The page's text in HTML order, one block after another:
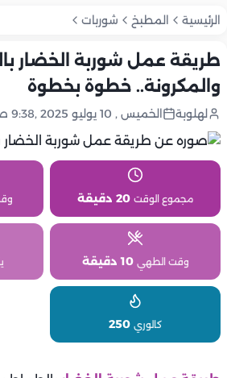
الرئيسية المطبخ شوربات
طريقة عمل شوربة الخضار
والمكرونة.. خطوة بخطوة
لهلوبة الخميس , 10 يوليو 2025 ,9:38 ص
مجموع الوقت 20 دقيقة
وقت الطهي 10 دقيقة
كالوري 250